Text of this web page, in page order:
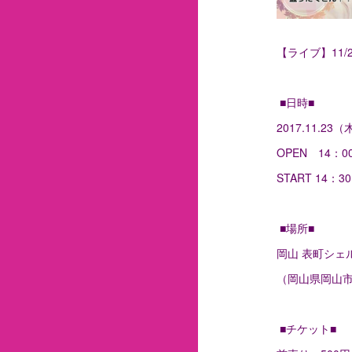
【ライブ】
■日時■
2017.11.23（
OPEN 14：
START 14：
■場所■
岡山 表町シェ
（岡山県岡
■チケット■